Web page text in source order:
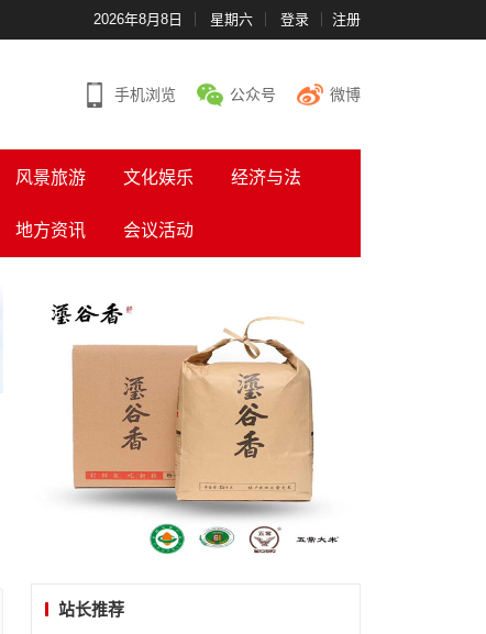
2026年8月8日 星期六 登录 注册
手机浏览 公众号 微博
风景旅游 文化娱乐 经济与法
地方资讯 会议活动
站长推荐